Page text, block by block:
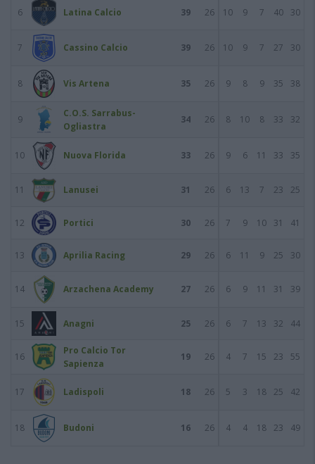
6 Latina Calcio 39 26 10 9 7 40 30
7 Cassino Calcio 39 26 10 9 7 27 30
8 Vis Artena 35 26 9 8 9 35 38
9
C.O.S. Sarrabus-
Ogliastra
34 26 8 10 8 33 32
10 Nuova Florida 33 26 9 6 11 33 35
11 Lanusei 31 26 6 13 7 23 25
12 Portici 30 26 7 9 10 31 41
13 Aprilia Racing 29 26 6 11 9 25 30
14 Arzachena Academy 27 26 6 9 11 31 39
15 Anagni 25 26 6 7 13 32 44
16
Pro Calcio Tor
Sapienza
19 26 4 7 15 23 55
17 Ladispoli 18 26 5 3 18 25 42
18 Budoni 16 26 4 4 18 23 49